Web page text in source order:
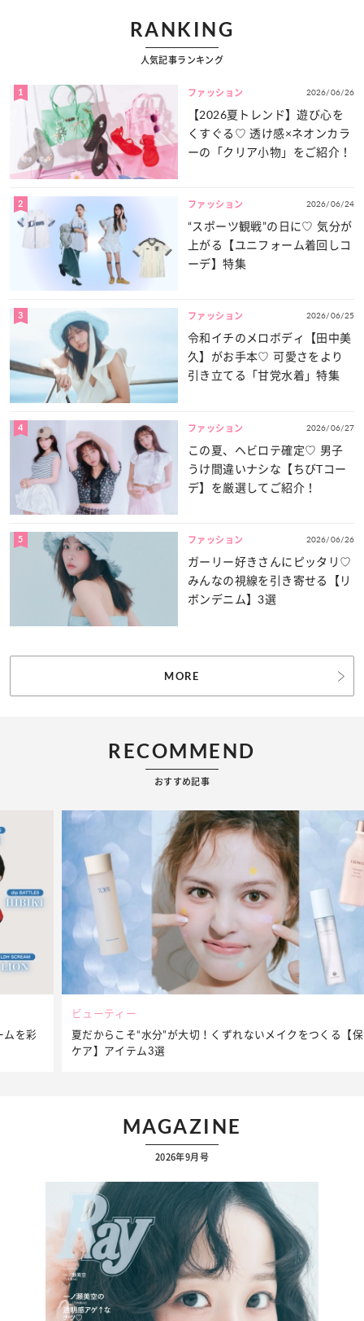
RANKING
人気記事ランキング
1 ファッション 2026/06/26
【2026夏トレンド】遊び心を
くすぐる♡ 透け感×ネオンカラ
ーの「クリア小物」をご紹介！
2 ファッション 2026/06/24
“スポーツ観戦”の日に♡ 気分が
上がる【ユニフォーム着回しコ
ーデ】特集
3 ファッション 2026/06/25
令和イチのメロボディ【田中美
久】がお手本♡ 可愛さをより
引き立てる「甘党水着」特集
4 ファッション 2026/06/27
この夏、ヘビロテ確定♡ 男子
うけ間違いナシな【ちびTコー
デ】を厳選してご紹介！
5 ファッション 2026/06/26
ガーリー好きさんにピッタリ♡
みんなの視線を引き寄せる【リ
ボンデニム】3選
MORE
RECOMMEND
おすすめ記事
ビューティー
夏だからこそ“水分”が大切！くずれないメイクをつくる【保湿
ケア】アイテム3選
MAGAZINE
2026年9月号